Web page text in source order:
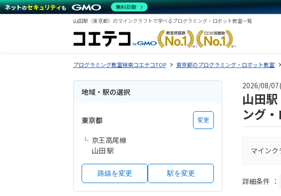
山田駅（東京都）のマインクラフトで学べるプログラミング・ロボット教室一覧
プログラミング教室検索コエテコTOP 東京都のプログラミング・ロボット教室
地域・駅の選択
東京都 変更
京王高尾線
山田 駅
路線を変更 駅を変更
2026/08/
山田
ング
マイン
詳細条件 ：
無料診断